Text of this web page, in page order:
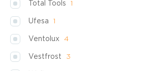
Total Tools 1
Ufesa 1
Ventolux 4
Vestfrost 3